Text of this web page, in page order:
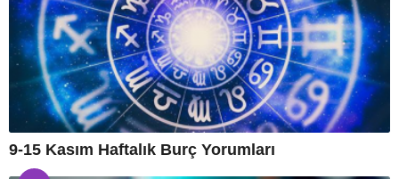
9-15 Kasım Haftalık Burç Yorumları